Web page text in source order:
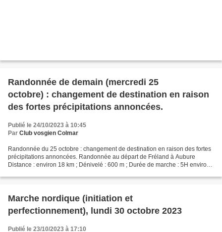
Randonnée de demain (mercredi 25
octobre) : changement de destination en raison
des fortes précipitations annoncées.
Publié le 24/10/2023 à 10:45
Par Club vosgien Colmar
Randonnée du 25 octobre : changement de destination en raison des fortes
précipitations annoncées. Randonnée au départ de Fréland à Aubure
Distance : environ 18 km ; Dénivelé : 600 m ; Durée de marche : 5H environ ;
Marche nordique (initiation et
perfectionnement), lundi 30 octobre 2023
Publié le 23/10/2023 à 17:10